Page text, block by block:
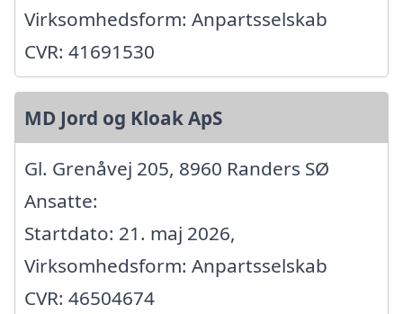
Virksomhedsform: Anpartsselskab
CVR: 41691530
MD Jord og Kloak ApS
Gl. Grenåvej 205, 8960 Randers SØ
Ansatte:
Startdato: 21. maj 2026,
Virksomhedsform: Anpartsselskab
CVR: 46504674